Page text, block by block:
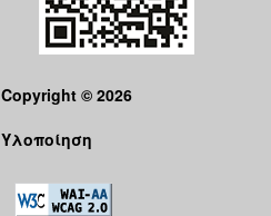
Copyright © 2026
Υλοποίηση